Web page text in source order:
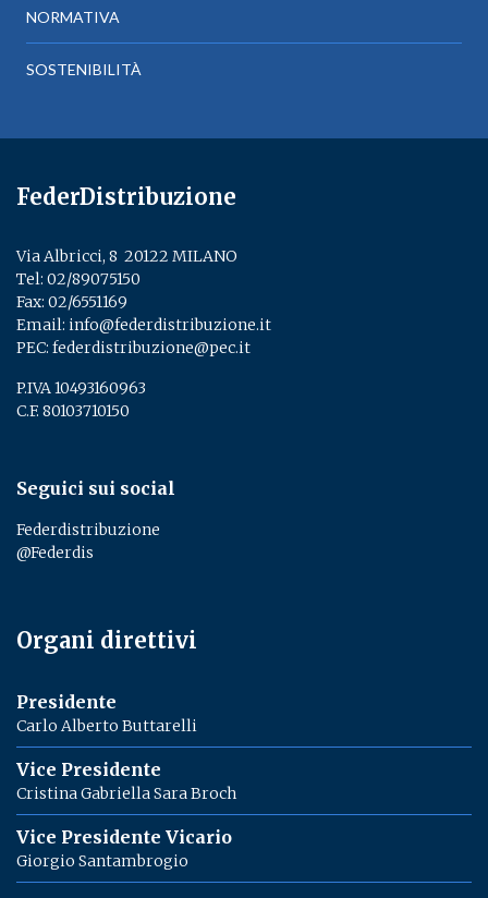
NORMATIVA
SOSTENIBILITÀ
FederDistribuzione
Via Albricci, 8 ­ 20122 MILANO
Tel: 02/89075150
Fax: 02/6551169
Email: info@federdistribuzione.it
PEC: federdistribuzione@pec.it
P.IVA 10493160963
C.F. 80103710150
Seguici sui social
Federdistribuzione
@Federdis
Organi direttivi
Presidente
Carlo Alberto Buttarelli
Vice Presidente
Cristina Gabriella Sara Broch
Vice Presidente Vicario
Giorgio Santambrogio